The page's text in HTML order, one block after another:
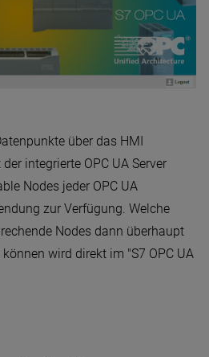
über das HMI
integrierte OPC UA Server
Nodes jeder OPC UA
zur Verfügung. Welche
Nodes dann überhaupt
wird direkt im "S7 OPC UA